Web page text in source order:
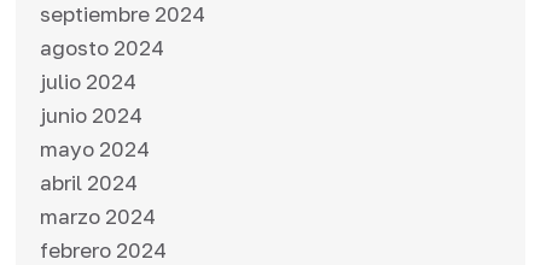
septiembre 2024
agosto 2024
julio 2024
junio 2024
mayo 2024
abril 2024
marzo 2024
febrero 2024